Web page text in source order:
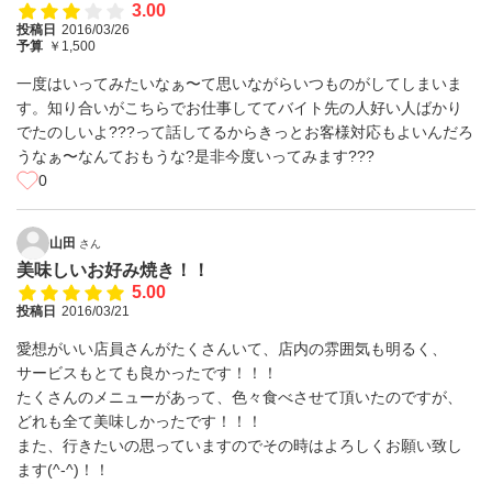
3.00
投稿日 2016/03/26
予算 ￥1,500
一度はいってみたいなぁ〜て思いながらいつものがしてしまいま
す。知り合いがこちらでお仕事しててバイト先の人好い人ばかり
でたのしいよ???って話してるからきっとお客様対応もよいんだろ
うなぁ〜なんておもうな?是非今度いってみます???
0
山田 さん
美味しいお好み焼き！！
5.00
投稿日 2016/03/21
愛想がいい店員さんがたくさんいて、店内の雰囲気も明るく、
サービスもとても良かったです！！！
たくさんのメニューがあって、色々食べさせて頂いたのですが、
どれも全て美味しかったです！！！
また、行きたいの思っていますのでその時はよろしくお願い致し
ます(^-^)！！